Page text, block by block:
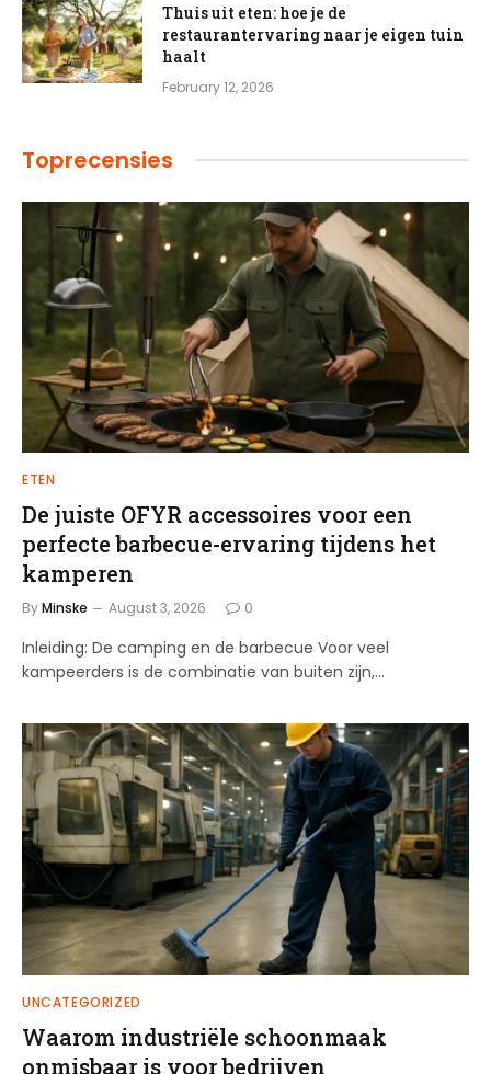
Thuis uit eten: hoe je de
restaurantervaring naar je eigen tuin
haalt
February 12, 2026
Toprecensies
ETEN
De juiste OFYR accessoires voor een
perfecte barbecue-ervaring tijdens het
kamperen
ByMinske August 3, 2026 0
Inleiding: De camping en de barbecue Voor veel
kampeerders is de combinatie van buiten zijn,…
UNCATEGORIZED
Waarom industriële schoonmaak
onmisbaar is voor bedrijven